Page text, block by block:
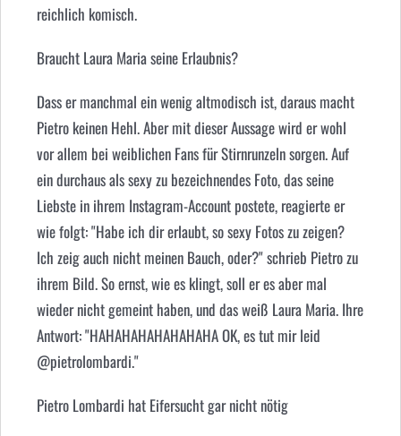
reichlich komisch.
Braucht Laura Maria seine Erlaubnis?
Dass er manchmal ein wenig altmodisch ist, daraus macht
Pietro keinen Hehl. Aber mit dieser Aussage wird er wohl
vor allem bei weiblichen Fans für Stirnrunzeln sorgen. Auf
ein durchaus alssexyzu bezeichnendes Foto, das seine
Liebste in ihrem Instagram-Account postete, reagierte er
wie folgt: "Habe ich dir erlaubt, so sexy Fotos zu zeigen?
Ich zeig auch nicht meinen Bauch, oder?" schrieb Pietro zu
ihrem Bild. So ernst, wie es klingt, soll er es aber mal
wieder nicht gemeint haben, und das weiß Laura Maria. Ihre
Antwort: "HAHAHAHAHAHAHAHA OK, es tut mir leid
@‌pietrolombardi."
Pietro Lombardi hat Eifersucht gar nicht nötig